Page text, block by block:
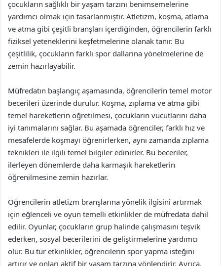
çocukların sağlıklı bir yaşam tarzını benimsemelerine
yardımcı olmak için tasarlanmıştır. Atletizm, koşma, atlama
ve atma gibi çeşitli branşları içerdiğinden, öğrencilerin farklı
fiziksel yeteneklerini keşfetmelerine olanak tanır. Bu
çeşitlilik, çocukların farklı spor dallarına yönelmelerine de
zemin hazırlayabilir.
Müfredatın başlangıç aşamasında, öğrencilerin temel motor
becerileri üzerinde durulur. Koşma, zıplama ve atma gibi
temel hareketlerin öğretilmesi, çocukların vücutlarını daha
iyi tanımalarını sağlar. Bu aşamada öğrenciler, farklı hız ve
mesafelerde koşmayı öğrenirlerken, aynı zamanda zıplama
teknikleri ile ilgili temel bilgiler edinirler. Bu beceriler,
ilerleyen dönemlerde daha karmaşık hareketlerin
öğrenilmesine zemin hazırlar.
Öğrencilerin atletizm branşlarına yönelik ilgisini artırmak
için eğlenceli ve oyun temelli etkinlikler de müfredata dahil
edilir. Oyunlar, çocukların grup halinde çalışmasını teşvik
ederken, sosyal becerilerini de geliştirmelerine yardımcı
olur. Bu tür etkinlikler, öğrencilerin spor yapma isteğini
artırır ve onları aktif bir yaşam tarzına yönlendirir. Ayrıca,